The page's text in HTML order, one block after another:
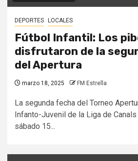
DEPORTES LOCALES
Fútbol Infantil: Los
disfrutaron de la
del Apertura
marzo 18, 2025 FM Estrella
La segunda fecha del Torneo
Infanto-Juvenil de la Liga de
sábado 15...